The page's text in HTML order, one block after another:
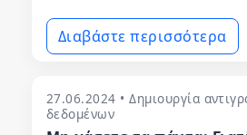
Διαβάστε περισσότερα
27.06.2024 • Δημιουργία
δεδομένων